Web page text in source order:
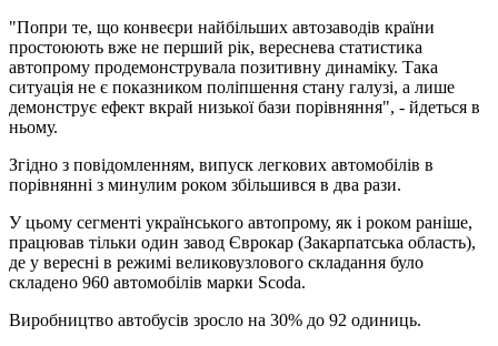
"Попри те, що конвеєри найбільших автозаводів країни
простоюють вже не перший рік, вереснева статистика
автопрому продемонструвала позитивну динаміку. Така
ситуація не є показником поліпшення стану галузі, а лише
демонструє ефект вкрай низької бази порівняння", - йдеться в
ньому.
Згідно з повідомленням, випуск легкових автомобілів в
порівнянні з минулим роком збільшився в два рази.
У цьому сегменті українського автопрому, як і роком раніше,
працював тільки один завод Єврокар (Закарпатська область),
де у вересні в режимі великовузлового складання було
складено 960 автомобілів марки Scoda.
Виробництво автобусів зросло на 30% до 92 одиниць.